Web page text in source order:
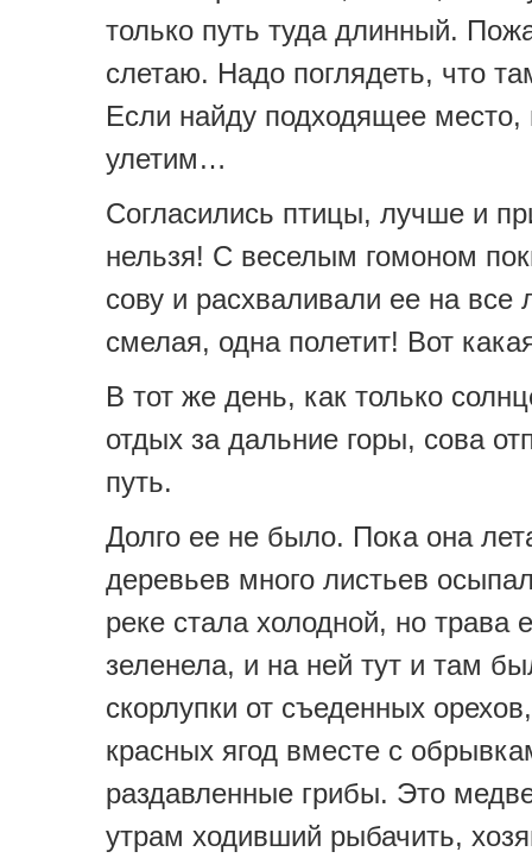
только путь туда длинный.
слетаю. Надо поглядеть, что
Если найду подходящее место,
улетим…
Согласились птицы, лучше и
нельзя! С веселым гомоном
сову и расхваливали ее на все
смелая, одна полетит! Вот
В тот же день, как только
отдых за дальние горы, сова
путь.
Долго ее не было. Пока она
деревьев много листьев
реке стала холодной, но трава
зеленела, и на ней тут и там
скорлупки от съеденных
красных ягод вместе с
раздавленные грибы. Это
утрам ходивший рыбачить,